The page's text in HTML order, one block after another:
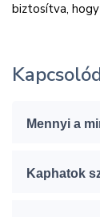
biztosítva,
Mennyi a
Kaphatok